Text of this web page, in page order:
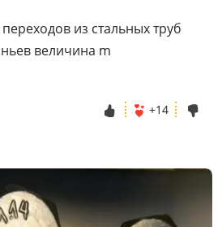
из стальных труб
величина m
+14